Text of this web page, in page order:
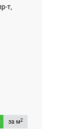
т,
за м2